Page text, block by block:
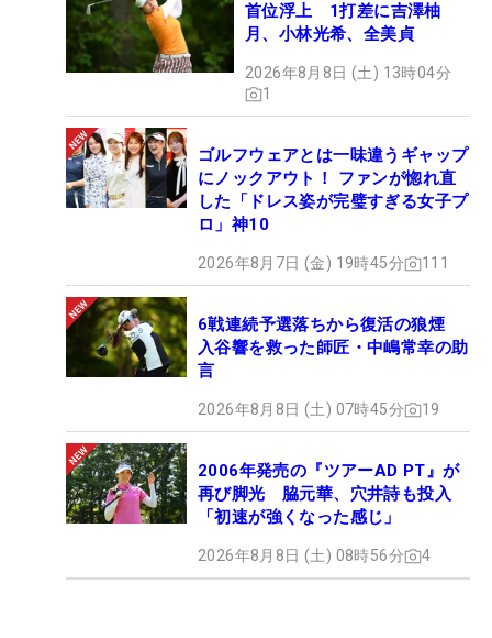
首位浮上 1打差に吉澤柚
月、小林光希、全美貞
2026年8月8日 (土) 13時04分
1
ゴルフウェアとは一味違うギャップ
にノックアウト！ ファンが惚れ直
した「ドレス姿が完璧すぎる女子プ
ロ」神10
2026年8月7日 (金) 19時45分 111
6戦連続予選落ちから復活の狼煙
入谷響を救った師匠・中嶋常幸の助
言
2026年8月8日 (土) 07時45分 19
2006年発売の『ツアーAD PT』が
再び脚光 脇元華、穴井詩も投入
「初速が強くなった感じ」
2026年8月8日 (土) 08時56分 4